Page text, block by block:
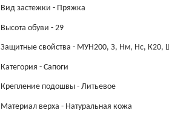
Вид застежки - Пряжка
Высота обуви - 29
Защитные свойства - МУН200, З, Нм, Нс, К20,
Категория - Сапоги
Крепление подошвы - Литьевое
Материал верха - Натуральная кожа